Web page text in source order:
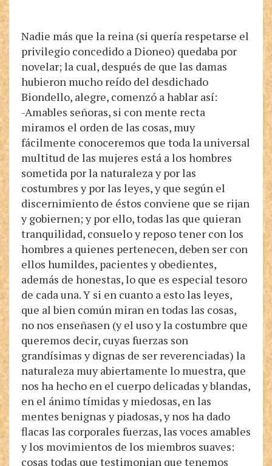
Nadie más que la reina (si quería respetarse el
privilegio concedido a Dioneo) quedaba por
novelar; la cual, después de que las damas
hubieron mucho reído del desdichado
Biondello, alegre, comenzó a hablar así:
-Amables señoras, si con mente recta
miramos el orden de las cosas, muy
fácilmente conoceremos que toda la universal
multitud de las mujeres está a los hombres
sometida por la naturaleza y por las
costumbres y por las leyes, y que según el
discernimiento de éstos conviene que se rijan
y gobiernen; y por ello, todas las que quieran
tranquilidad, consuelo y reposo tener con los
hombres a quienes pertenecen, deben ser con
ellos humildes, pacientes y obedientes,
además de honestas, lo que es especial tesoro
de cada una. Y si en cuanto a esto las leyes,
que al bien común miran en todas las cosas,
no nos enseñasen (y el uso y la costumbre que
queremos decir, cuyas fuerzas son
grandísimas y dignas de ser reverenciadas) la
naturaleza muy abiertamente lo muestra, que
nos ha hecho en el cuerpo delicadas y blandas,
en el ánimo tímidas y miedosas, en las
mentes benignas y piadosas, y nos ha dado
flacas las corporales fuerzas, las voces amables
y los movimientos de los miembros suaves:
cosas todas que testimonian que tenemos